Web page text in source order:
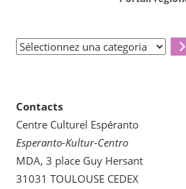
Sélectionnez
Contacts
Centre Culturel Espéranto
Esperanto-Kultur-Centro
MDA, 3 place Guy Hersant
31031 TOULOUSE CEDEX